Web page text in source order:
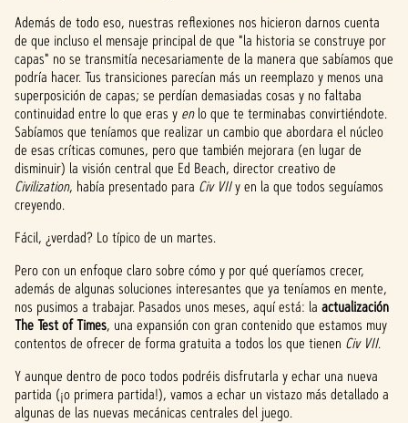
Además de todo eso, nuestras reflexiones nos hicieron darnos cuenta
de que incluso el mensaje principal de que "la historia se construye por
capas" no se transmitía necesariamente de la manera que sabíamos que
podría hacer. Tus transiciones parecían más un reemplazo y menos una
superposición de capas; se perdían demasiadas cosas y no faltaba
continuidad entre lo que eras y enlo que te terminabas convirtiéndote.
Sabíamos que teníamos que realizar un cambio que abordara el núcleo
de esas críticas comunes, pero que también mejorara (en lugar de
disminuir) la visión central que Ed Beach, director creativo de
Civilization, había presentado para Civ VIIy en la que todos seguíamos
creyendo.
Fácil, ¿verdad? Lo típico de un martes.
Pero con un enfoque claro sobre cómo y por qué queríamos crecer,
además de algunas soluciones interesantes que ya teníamos en mente,
nos pusimos a trabajar. Pasados unos meses, aquí está: la actualización
The Test of Times, una expansión con gran contenido que estamos muy
contentos de ofrecer de forma gratuita a todos los que tienen Civ VII.
Y aunque dentro de poco todos podréis disfrutarla y echar una nueva
partida (¡o primera partida!), vamos a echar un vistazo más detallado a
algunas de las nuevas mecánicas centrales del juego.